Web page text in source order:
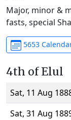
Major, minor &
fasts, special
5653
4th of Elul
Sat, 11 Aug
Sat, 31 Aug